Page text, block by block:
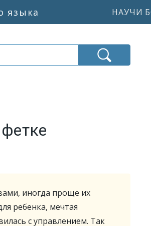
языка НАУЧИ
иногда проще их
ребенка, мечтая
с управлением. Так